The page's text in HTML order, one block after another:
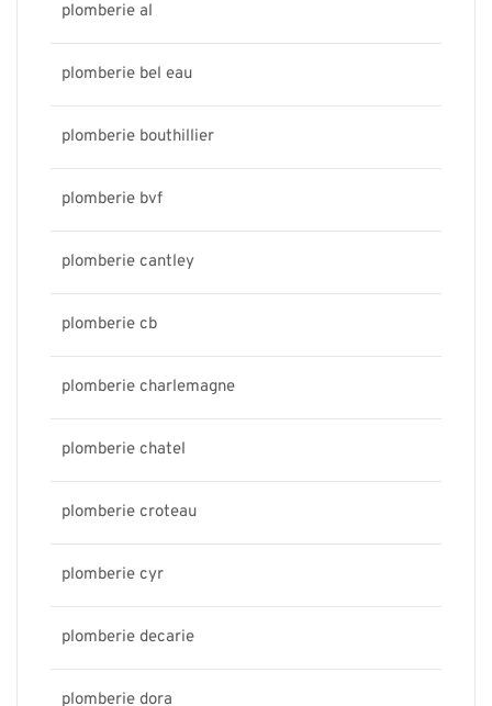
plomberie al
plomberie bel eau
plomberie bouthillier
plomberie bvf
plomberie cantley
plomberie cb
plomberie charlemagne
plomberie chatel
plomberie croteau
plomberie cyr
plomberie decarie
plomberie dora